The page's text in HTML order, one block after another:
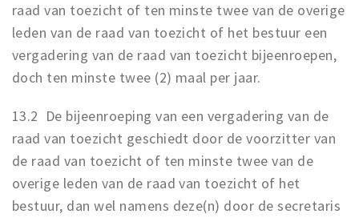
raad van toezicht of ten minste twee van de overige
leden van de raad van toezicht of het bestuur een
vergadering van de raad van toezicht bijeenroepen,
doch ten minste twee (2) maal per jaar.
13.2 De bijeenroeping van een vergadering van de
raad van toezicht geschiedt door de voorzitter van
de raad van toezicht of ten minste twee van de
overige leden van de raad van toezicht of het
bestuur, dan wel namens deze(n) door de secretaris